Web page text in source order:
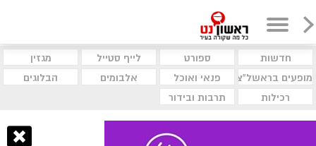
חדשות ספורט לייף סטייל
מגזין
מופעים בראשל"צ
פנאי ואוכל אלבומים
הבלוגים
רכילות
תרבות ובידור